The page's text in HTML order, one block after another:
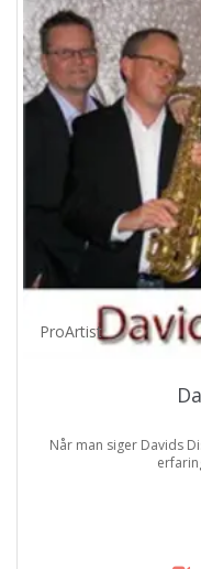
ProArtist
Når man siger Davids